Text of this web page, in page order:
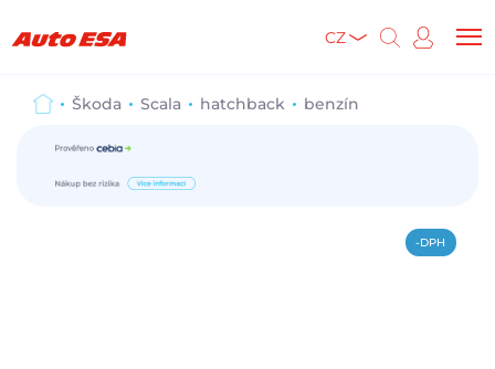
CZ
Škoda Scala hatchback benzín
-DPH